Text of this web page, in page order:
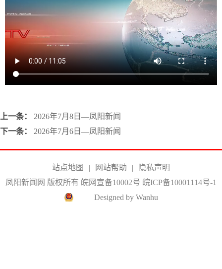
上一条：
2026年7月8日—凤阳新闻
下一条：
2026年7月6日—凤阳新闻
站点地图 | 网站帮助 |
隐私声明
凤阳新闻网 版权所有 皖网宣备10002号 皖ICP备10001114号-1
Designed by Wanhu